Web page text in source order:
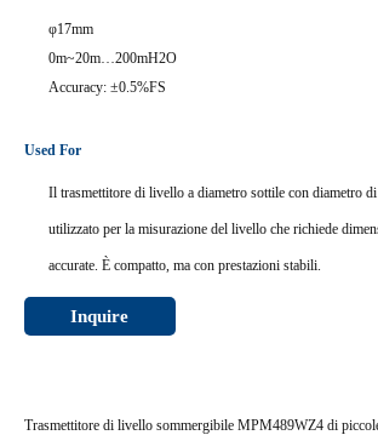
φ17mm
0m~20m…200mH2O
Accuracy: ±0.5%FS
Used For
Il trasmettitore di livello a diametro sottile con diametro
utilizzato per la misurazione del livello che richiede
accurate. È compatto, ma con prestazioni stabili.
Inquire
Trasmettitore di livello sommergibile MPM489WZ4 di